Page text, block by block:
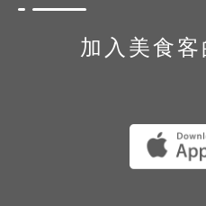
加入美食客